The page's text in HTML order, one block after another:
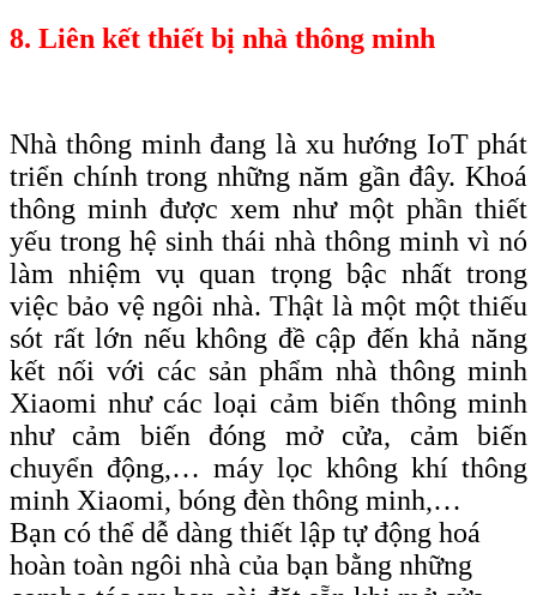
8. Liên kết thiết bị nhà thông minh
Nhà thông minh đang là xu hướng IoT phát
triển chính trong những năm gần đây. Khoá
thông minh được xem như một phần thiết
yếu trong hệ sinh thái nhà thông minh vì nó
làm nhiệm vụ quan trọng bậc nhất trong
việc bảo vệ ngôi nhà. Thật là một một thiếu
sót rất lớn nếu không đề cập đến khả năng
kết nối với các sản phẩm nhà thông minh
Xiaomi như các loại cảm biến thông minh
như cảm biến đóng mở cửa, cảm biến
chuyển động,… máy lọc không khí thông
minh Xiaomi, bóng đèn thông minh,…
Bạn có thể dễ dàng thiết lập tự động hoá
hoàn toàn ngôi nhà của bạn bằng những